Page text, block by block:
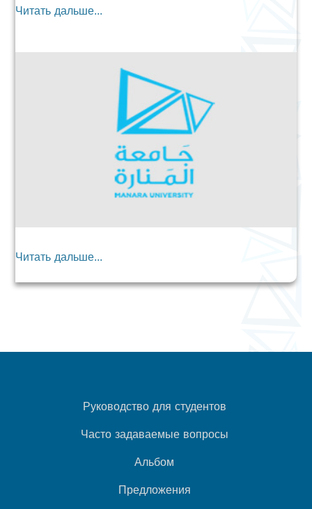
Читать дальше...
Читать дальше...
Руководство для студентов
Часто задаваемые вопросы
Альбом
Предложения